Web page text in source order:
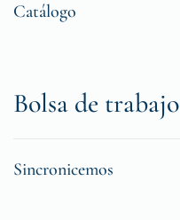
Catálogo
Bolsa de trabajo
Sincronicemos